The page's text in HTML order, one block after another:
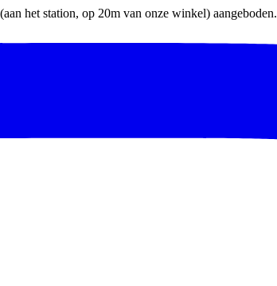
het station, op 20m van onze winkel) aangeboden.